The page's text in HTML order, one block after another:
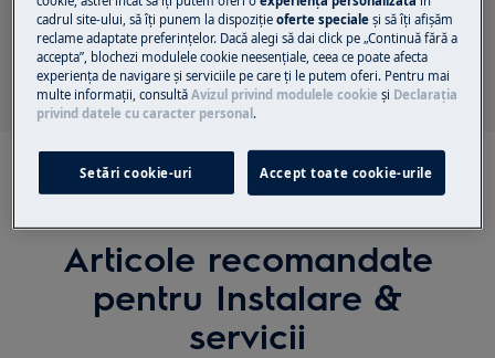
Caută printre articolele noastre de suport
Articole recomandate
pentru Instalare &
servicii
cadrul site-ului, să îţi punem la dispoziţieoferte speciale și să îţi afișăm
reclame adaptate preferinţelor. Dacă alegi să dai click pe „Continuă fără a
accepta”, blochezi modulele cookie neesenţiale, ceea ce poate afecta
experienţa de navigare și serviciile pe care ţi le putem oferi. Pentru mai
multe informaţii, consultăAvizul privind modulele cookie și Declaraţia
privind datele cu caracter personal.
Setări cookie-uri Accept toate cookie-urile